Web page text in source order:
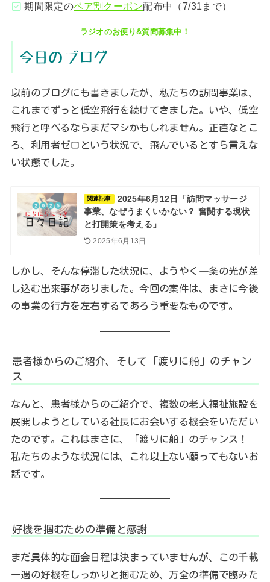
期間限定のペア割クーポン配布中（7/31まで）
ラジオのお便り&質問募集中！
今日のブログ
以前のブログにも書きましたが、私たちの訪問事業は、
これまでずっと低空飛行を続けてきました。いや、低空
飛行と呼べるならまだマシかもしれません。正直なとこ
ろ、利用者ゼロという状況で、飛んでいるとすら言えな
い状態でした。
関連記事
2025年6月12日「訪問マッサージ
事業、なぜうまくいかない？ 奮闘する現状
と打開策を考える」
2025年6月13日
しかし、そんな停滞した状況に、ようやく一条の光が差
し込む出来事がありました。今回の案件は、まさに今後
の事業の行方を左右するであろう重要なものです。
患者様からのご紹介、そして「渡りに船」のチャン
ス
なんと、患者様からのご紹介で、複数の老人福祉施設を
展開しようとしている社長にお会いする機会をいただい
たのです。これはまさに、「渡りに船」のチャンス！
私たちのような状況には、これ以上ない願ってもないお
話です。
好機を掴むための準備と感謝
まだ具体的な面会日程は決まっていませんが、この千載
一遇の好機をしっかりと掴むため、万全の準備で臨みた